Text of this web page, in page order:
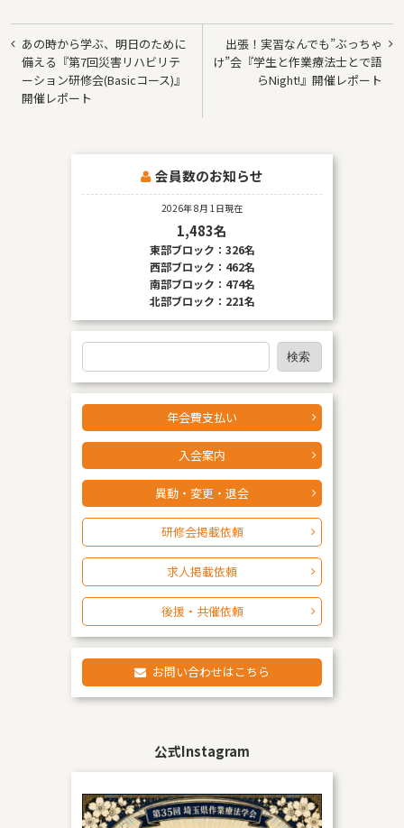
投
稿
ナ
出張！実習なんでも”ぶっちゃ
け”会『学生と作業療法士とで語
らNight!』開催レポート
あの時から学ぶ、明日のために
備える『第7回災害リハビリテ
ーション研修会(Basicコース)』
開催レポート
会員数のお知らせ
2026年 8月 1日現在
1,483名
東部ブロック：326名
西部ブロック：462名
南部ブロック：474名
北部ブロック：221名
検
索
検索
年会費支払い
入会案内
異動・変更・退会
研修会掲載依頼
求人掲載依頼
後援・共催依頼
お問い合わせはこちら
公式Instagram